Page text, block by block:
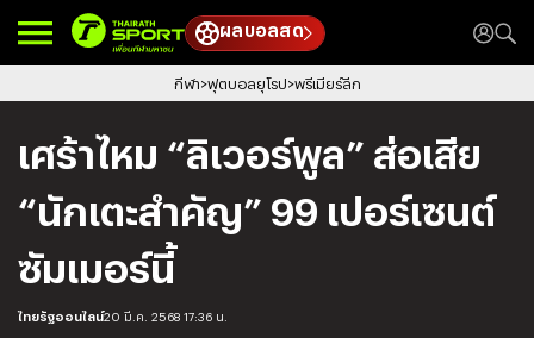
ผลบอลสด
กีฬา ฟุตบอลยุโรป พรีเมียร์ลีก
เศร้าไหม “ลิเวอร์พูล” ส่อเสีย
“นักเตะสำคัญ” 99 เปอร์เซนต์
ซัมเมอร์นี้
ไทยรัฐออนไลน์20 มี.ค. 2568 17:36 น.